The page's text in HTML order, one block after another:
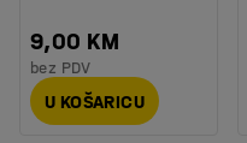
9,00 KM
bez PDV
U KOŠARICU